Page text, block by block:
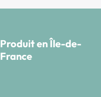
Produit en Île-de-
France